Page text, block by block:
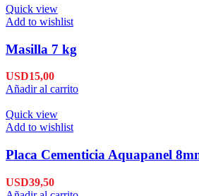
Quick view
Add to wishlist
Masilla 7 kg
USD15,00
Añadir al carrito
Quick view
Add to wishlist
Placa Cementicia Aquapanel
USD39,50